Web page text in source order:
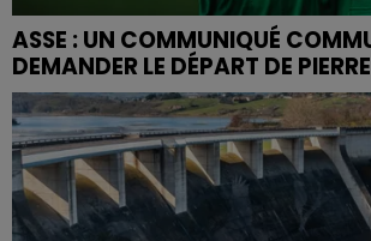
ASSE : UN COMMUNIQUÉ
DEMANDER LE DÉPART DE